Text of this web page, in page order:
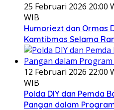
25 Februari 2026 20:00
WIB
Humoriezt dan Ormas
Kamtibmas Selama
12 Februari 2026 22:00
WIB
Polda DIY dan Pemda
Pangan dalam